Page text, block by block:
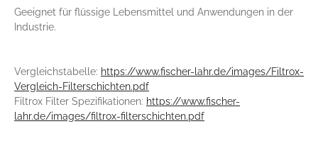
Geeignet für flüssige Lebensmittel und Anwendungen in der
Industrie.
Vergleichstabelle: https://www.fischer-lahr.de/images/Filtrox-
Vergleich-Filterschichten.pdf
Filtrox Filter Spezifikationen: https://www.fischer-
lahr.de/images/filtrox-filterschichten.pdf